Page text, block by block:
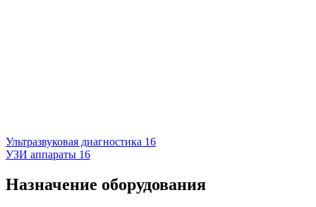
Ультразвуковая диагностика 16
УЗИ аппараты 16
Назначение оборудования